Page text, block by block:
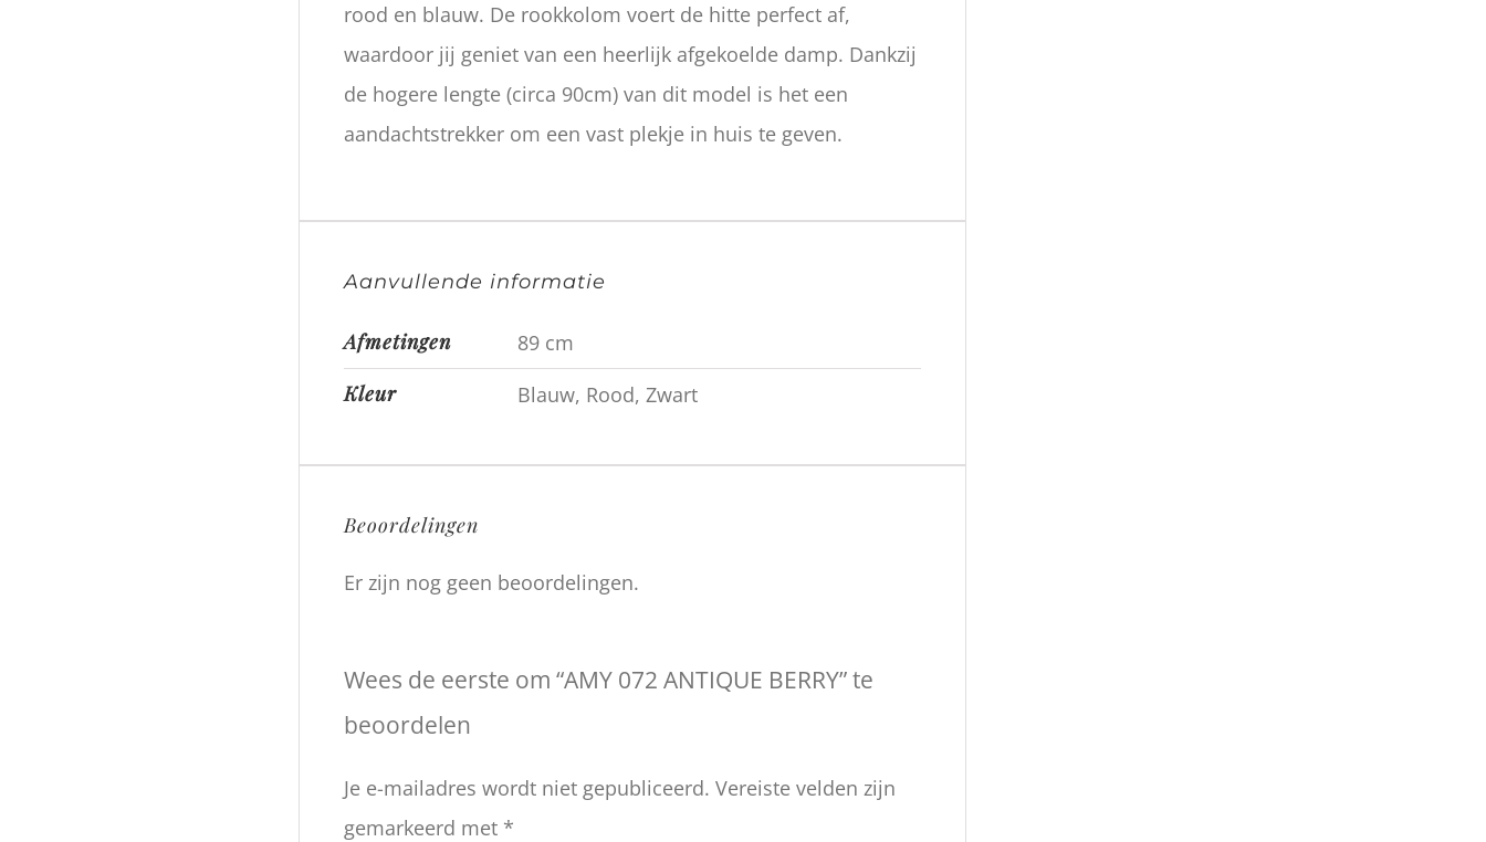
rood en blauw. De rookkolom voert de hitte perfect af,
waardoor jij geniet van een heerlijk afgekoelde damp. Dankzij
de hogere lengte (circa 90cm) van dit model is het een
aandachtstrekker om een vast plekje in huis te geven.
Aanvullende informatie
Afmetingen
89 cm
Kleur
Blauw, Rood, Zwart
Beoordelingen
Er zijn nog geen beoordelingen.
Wees de eerste om “AMY 072 ANTIQUE BERRY” te
beoordelen
Je e-mailadres wordt niet gepubliceerd. Vereiste velden zijn
gemarkeerd met *